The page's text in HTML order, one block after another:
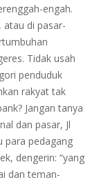
engah.
atau di pasar-
Tidak usah
penduduk
rakyat tak
Jangan tanya
dan pasar, Jl
para pedagang
dengerin: “yang
dan teman-